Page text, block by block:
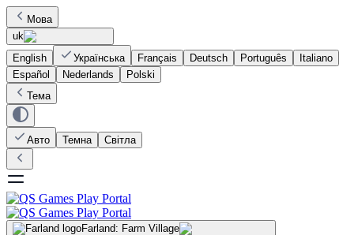
Мова
uk
English
Українська Français Deutsch Português
Italiano
Español
Nederlands
Polski
Тема
Авто Темна Світла
Farland: Farm Village